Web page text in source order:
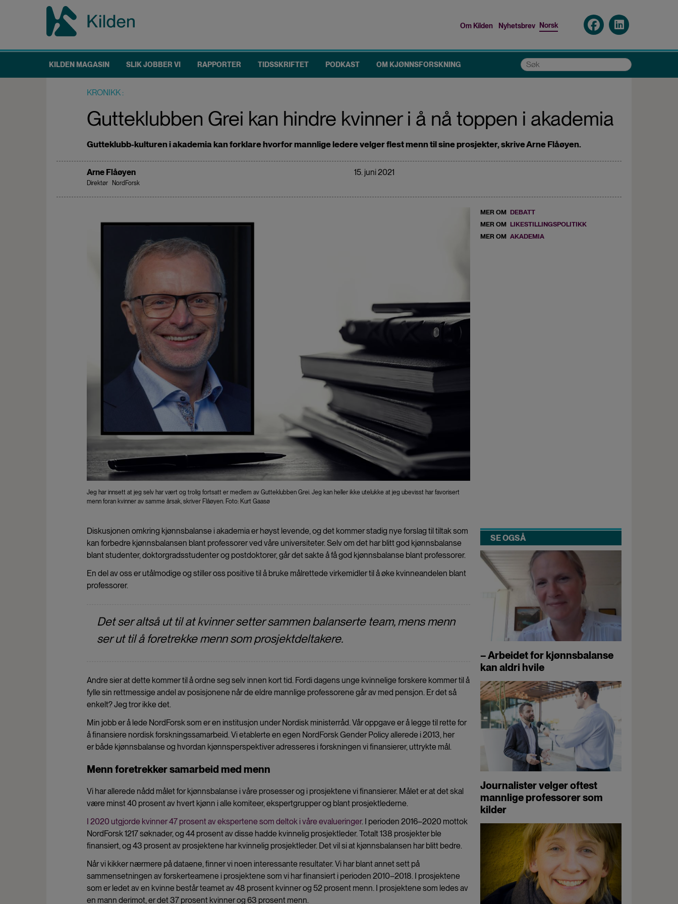
menu
Om Kilden Nyhetsbrev Norsk
Main
navigation
KILDEN MAGASIN SLIK JOBBER VI RAPPORTER TIDSSKRIFTET PODKAST OM KJØNNSFORSKNING Søk
KRONIKK
Gutteklubben Grei kan hindre kvinner i å nå toppen i akademia
Gutteklubb-kulturen i akademia kan forklare hvorfor mannlige ledere velger flest menn til sine prosjekter, skrive Arne Flåøyen.
Arne Flåøyen
Direktør NordForsk
15. juni 2021
Jeg har innsett at jeg selv har vært og trolig fortsatt er medlem av Gutteklubben Grei. Jeg kan heller ikke utelukke at jeg ubevisst har favorisert
menn foran kvinner av samme årsak, skriver Flåøyen. Foto: Kurt Gaasø
MER OM DEBATT
MER OM LIKESTILLINGSPOLITIKK
MER OM AKADEMIA
Diskusjonen omkring kjønnsbalanse i akademia er høyst levende, og det kommer stadig nye forslag til tiltak som
kan forbedre kjønnsbalansen blant professorer ved våre universiteter. Selv om det har blitt god kjønnsbalanse
blant studenter, doktorgradsstudenter og postdoktorer, går det sakte å få god kjønnsbalanse blant professorer.
En del av oss er utålmodige og stiller oss positive til å bruke målrettede virkemidler til å øke kvinneandelen blant
professorer.
Det ser altså ut til at kvinner setter sammen balanserte team, mens menn
ser ut til å foretrekke menn som prosjektdeltakere.
Andre sier at dette kommer til å ordne seg selv innen kort tid. Fordi dagens unge kvinnelige forskere kommer til å
fylle sin rettmessige andel av posisjonene når de eldre mannlige professorene går av med pensjon. Er det så
enkelt? Jeg tror ikke det.
Min jobb er å lede NordForsk som er en institusjon under Nordisk ministerråd. Vår oppgave er å legge til rette for
å finansiere nordisk forskningssamarbeid. Vi etablerte en egen NordForsk Gender Policy allerede i 2013, her
er både kjønnsbalanse og hvordan kjønnsperspektiver adresseres i forskningen vi finansierer, uttrykte mål.
Menn foretrekker samarbeid med menn
Vi har allerede nådd målet for kjønnsbalanse i våre prosesser og i prosjektene vi finansierer. Målet er at det skal
være minst 40 prosent av hvert kjønn i alle komiteer, ekspertgrupper og blant prosjektlederne.
I 2020 utgjorde kvinner 47 prosent av ekspertene som deltok i våre evalueringer. I perioden 2016–2020 mottok
NordForsk 1217 søknader, og 44 prosent av disse hadde kvinnelig prosjektleder. Totalt 138 prosjekter ble
finansiert, og 43 prosent av prosjektene har kvinnelig prosjektleder. Det vil si at kjønnsbalansen har blitt bedre.
Når vi kikker nærmere på dataene, finner vi noen interessante resultater. Vi har blant annet sett på
sammensetningen av forskerteamene i prosjektene som vi har finansiert i perioden 2010–2018. I prosjektene
som er ledet av en kvinne består teamet av 48 prosent kvinner og 52 prosent menn. I prosjektene som ledes av
en mann derimot, er det 37 prosent kvinner og 63 prosent menn.
SE OGSÅ
– Arbeidet for kjønnsbalanse
kan aldri hvile
Journalister velger oftest
mannlige professorer som
kilder